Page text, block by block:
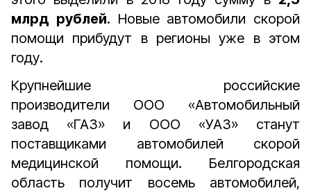
млрд рублей. Новые автомобили скорой
помощи прибудут в регионы уже в этом
году.
Крупнейшие российские
производители ООО «Автомобильный
завод «ГАЗ» и ООО «УАЗ» станут
поставщиками автомобилей скорой
медицинской помощи. Белгородская
область получит восемь автомобилей,